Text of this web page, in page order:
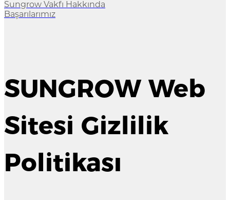
Sungrow Vakfı Hakkında
Başarılarımız
SUNGROW Web
Sitesi Gizlilik
Politikası